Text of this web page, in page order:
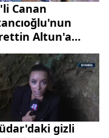
Canan
Altun'a
davasında
Savcı
gizli